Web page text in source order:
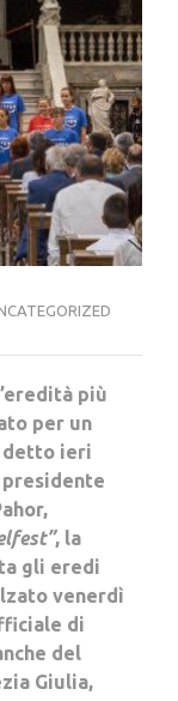
più
per un
detto ieri
, la
gli eredi
venerdì
di
del
Giulia,